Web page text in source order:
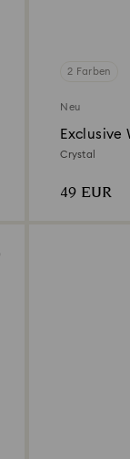
2 Farben
Neu
Exclusive
Crystal
49 EUR